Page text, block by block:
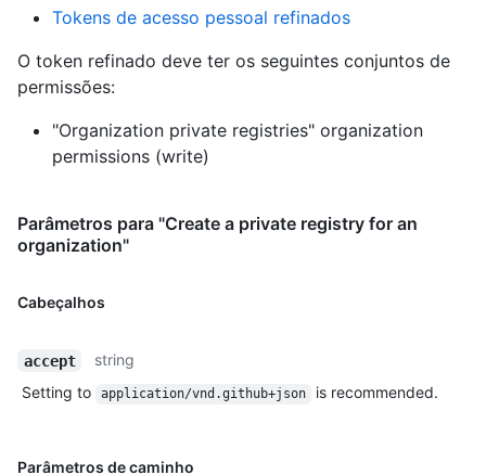
Tokens de acesso pessoal refinados
O token refinado deve ter os seguintes conjuntos de
permissões:
"Organization private registries" organization
permissions (write)
Parâmetros para "Create a private registry for an
organization"
Cabeçalhos
accept
string
Setting to
application/vnd.github+json is recommended.
Parâmetros de caminho